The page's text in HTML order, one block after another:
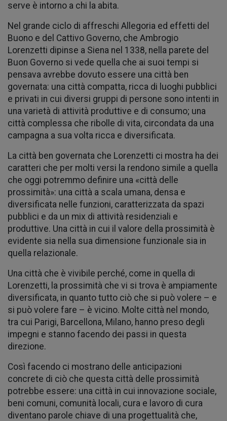
serve è intorno a chi la abita.
Nel grande ciclo di affreschi Allegoria ed effetti del
Buono e del Cattivo Governo, che Ambrogio
Lorenzetti dipinse a Siena nel 1338, nella parete del
Buon Governo si vede quella che ai suoi tempi si
pensava avrebbe dovuto essere una città ben
governata: una città compatta, ricca di luoghi pubblici
e privati in cui diversi gruppi di persone sono intenti in
una varietà di attività produttive e di consumo; una
città complessa che ribolle di vita, circondata da una
campagna a sua volta ricca e diversificata.
La città ben governata che Lorenzetti ci mostra ha dei
caratteri che per molti versi la rendono simile a quella
che oggi potremmo definire una «città delle
prossimità»: una città a scala umana, densa e
diversificata nelle funzioni, caratterizzata da spazi
pubblici e da un mix di attività residenziali e
produttive. Una città in cui il valore della prossimità è
evidente sia nella sua dimensione funzionale sia in
quella relazionale.
Una città che è vivibile perché, come in quella di
Lorenzetti, la prossimità che vi si trova è ampiamente
diversificata, in quanto tutto ciò che si può volere – e
si può volere fare – è vicino. Molte città nel mondo,
tra cui Parigi, Barcellona, Milano, hanno preso degli
impegni e stanno facendo dei passi in questa
direzione.
Così facendo ci mostrano delle anticipazioni
concrete di ciò che questa città delle prossimità
potrebbe essere: una città in cui innovazione sociale,
beni comuni, comunità locali, cura e lavoro di cura
diventano parole chiave di una progettualità che,